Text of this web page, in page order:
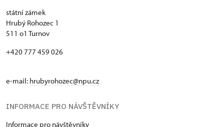
státní zámek
Hrubý Rohozec 1
511 o1 Turnov
+420 777 459 026
e-mail: hrubyrohozec@npu.cz
INFORMACE PRO NÁVŠTĚVNÍKY
Informace pro návštěvníky